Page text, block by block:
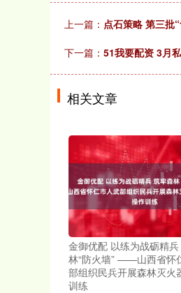
上一篇： 点石策略 第三批
下一篇： 51我要配资 3月
相关文章
金御优配 以练为战砺精
林“防火墙” ——山西省怀
部组织民兵开展森林灭火
训练